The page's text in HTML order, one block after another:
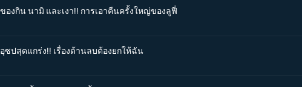
องกิน นามิ และเงา!! การเอาคืนครั้งใหญ่ของลูฟี่
ซปสุดแกร่ง!! เรื่องด้านลบต้องยกให้ฉัน